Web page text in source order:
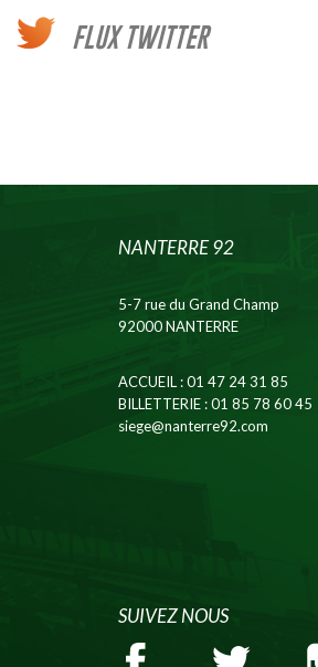
FLUX TWITTER
NANTERRE 92
5-7 rue du Grand Champ
92000 NANTERRE
ACCUEIL: 01 47 24 31 85
BILLETTERIE: 01 85 78 60 45
siege@nanterre92.com
SUIVEZ NOUS